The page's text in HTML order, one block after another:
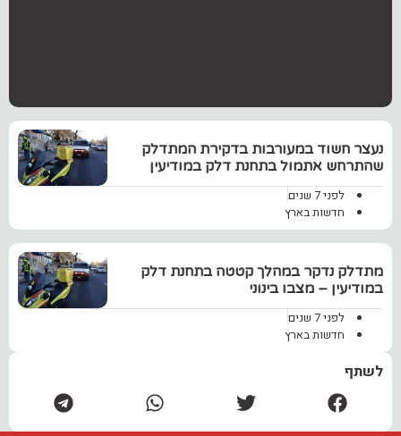
נעצר חשוד במעורבות בדקירת המתדלק
שהתרחש אתמול בתחנת דלק במודיעין
לפני 7 שנים
חדשות בארץ
מתדלק נדקר במהלך קטטה בתחנת דלק
במודיעין – מצבו בינוני
לפני 7 שנים
חדשות בארץ
לשתף